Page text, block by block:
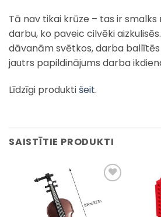
Tā nav tikai krūze – tas ir smalks
darbu, ko paveic cilvēki
dāvanām svētkos, darba
jautrs papildinājums darba
Līdzīgi produkti šeit.
SAISTĪTIE PRODUKTI